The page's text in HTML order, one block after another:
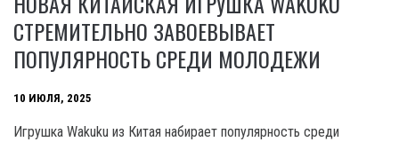
СТРЕМИТЕЛЬНО ЗАВОЕВЫВАЕТ
ПОПУЛЯРНОСТЬ СРЕДИ МОЛОДЕЖИ
10 ИЮЛЯ, 2025
Игрушка Wakuku из Китая набирает популярность среди